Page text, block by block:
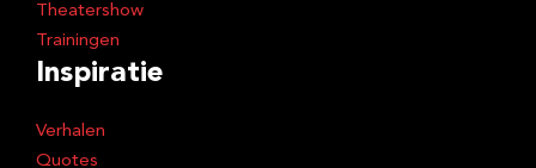
Theatershow
Trainingen
Inspiratie
Verhalen
Quotes